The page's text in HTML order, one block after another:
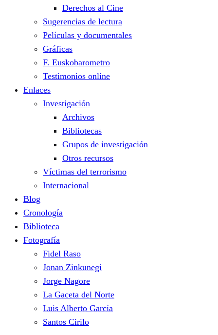
Derechos al Cine
Sugerencias de lectura
Películas y documentales
Gráficas
F. Euskobarometro
Testimonios online
Enlaces
Investigación
Archivos
Bibliotecas
Grupos de investigación
Otros recursos
Víctimas del terrorismo
Internacional
Blog
Cronología
Biblioteca
Fotografía
Fidel Raso
Jonan Zinkunegi
Jorge Nagore
La Gaceta del Norte
Luis Alberto García
Santos Cirilo